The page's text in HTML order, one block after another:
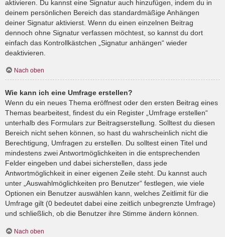
aktivieren. Du kannst eine Signatur auch hinzufügen, indem du in
deinem persönlichen Bereich das standardmäßige Anhängen
deiner Signatur aktivierst. Wenn du einen einzelnen Beitrag
dennoch ohne Signatur verfassen möchtest, so kannst du dort
einfach das Kontrollkästchen „Signatur anhängen“ wieder
deaktivieren.
Nach oben
Wie kann ich eine Umfrage erstellen?
Wenn du ein neues Thema eröffnest oder den ersten Beitrag eines
Themas bearbeitest, findest du ein Register „Umfrage erstellen“
unterhalb des Formulars zur Beitragserstellung. Solltest du diesen
Bereich nicht sehen können, so hast du wahrscheinlich nicht die
Berechtigung, Umfragen zu erstellen. Du solltest einen Titel und
mindestens zwei Antwortmöglichkeiten in die entsprechenden
Felder eingeben und dabei sicherstellen, dass jede
Antwortmöglichkeit in einer eigenen Zeile steht. Du kannst auch
unter „Auswahlmöglichkeiten pro Benutzer“ festlegen, wie viele
Optionen ein Benutzer auswählen kann, welches Zeitlimit für die
Umfrage gilt (0 bedeutet dabei eine zeitlich unbegrenzte Umfrage)
und schließlich, ob die Benutzer ihre Stimme ändern können.
Nach oben